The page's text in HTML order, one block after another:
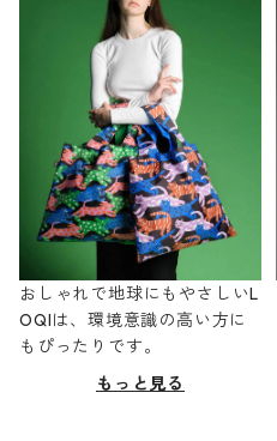
おしゃれで地球にもやさしいL
OQIは、環境意識の高い方に
もぴったりです。
もっと見る